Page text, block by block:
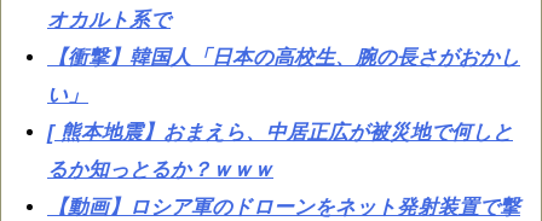
オカルト系で
【衝撃】韓国人「日本の高校生、腕の長さがおかし
い」
[ 熊本地震】おまえら、中居正広が被災地で何しと
るか知っとるか？ｗｗｗ
【動画】ロシア軍のドローンをネット発射装置で撃